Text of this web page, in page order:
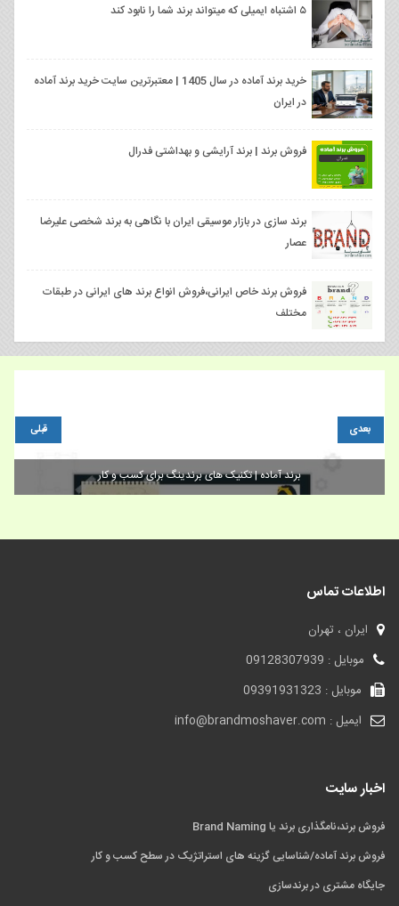
۵ اشتباه ایمیلی که میتواند برند شما را نابود کند
خرید برند آماده در سال 1405 | معتبرترین سایت خرید برند آماده
در ایران
فروش برند | برند آرایشی و بهداشتی فدرال
برند سازی در بازار موسیقی ایران با نگاهی به برند شخصی علیرضا
عصار
فروش برند خاص ایرانی،فروش انواع برند های ایرانی در طبقات
مختلف
برند آماده | تکنیک های برندینگ برای کسب و کار
قبلی بعدی
اطلاعات تماس
ایران ، تهران
موبایل : 09128307939
موبایل : 09391931323
ایمیل : info@brandmoshaver.com
اخبار سایت
فروش برند،نامگذاری برند یا Brand Naming
فروش برند آماده/شناسایی گزینه های استراتژیک در سطح کسب و کار
جایگاه مشتری در برندسازی